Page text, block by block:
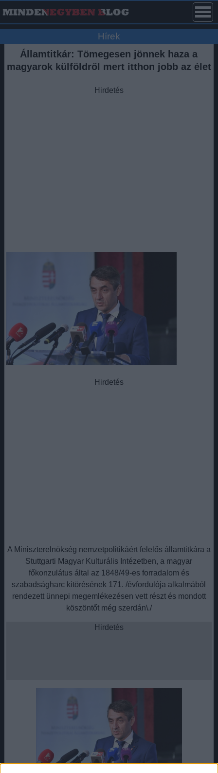
Hírek
Államtitkár: Tömegesen jönnek haza a
magyarok külföldről mert itthon jobb az élet
Hirdetés
Hirdetés
A Miniszterelnökség nemzetpolitikáért felelős államtitkára a
Stuttgarti Magyar Kulturális Intézetben, a magyar
főkonzulátus által az 1848/49-es forradalom és
szabadságharc kitörésének 171. /évfordulója alkalmából
rendezett ünnepi megemlékezésen vett részt és mondott
köszöntőt még szerdán\./
Hirdetés